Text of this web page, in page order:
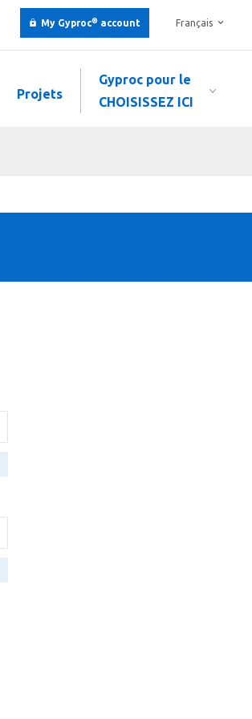
Français
My Gyproc® account
Gyproc pour le
CHOISISSEZ ICI
Projets